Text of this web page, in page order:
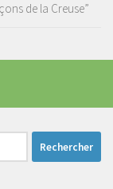
de la Creuse”